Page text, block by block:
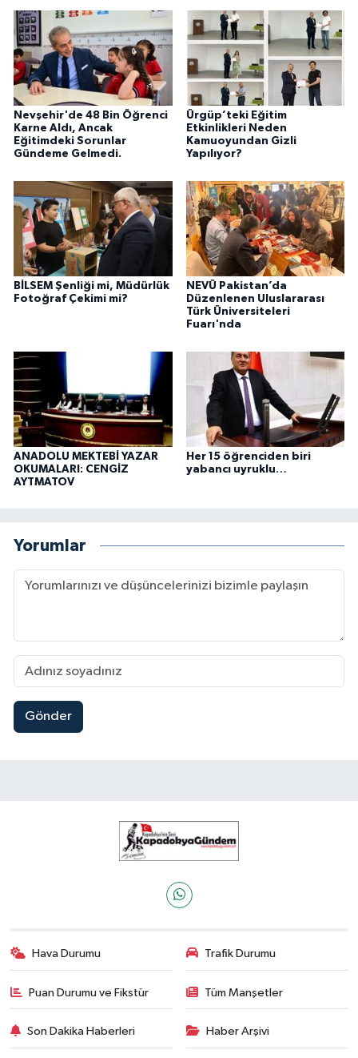
Nevşehir'de 48 Bin Öğrenci
Karne Aldı, Ancak
Eğitimdeki Sorunlar
Gündeme Gelmedi.
Ürgüp’teki Eğitim
Etkinlikleri Neden
Kamuoyundan Gizli
Yapılıyor?
BİLSEM Şenliği mi, Müdürlük
Fotoğraf Çekimi mi?
NEVÜ Pakistan’da
Düzenlenen Uluslararası
Türk Üniversiteleri
Fuarı'nda
ANADOLU MEKTEBİ YAZAR
OKUMALARI: CENGİZ
AYTMATOV
Her 15 öğrenciden biri
yabancı uyruklu…
Yorumlar
Gönder
Hava Durumu Trafik Durumu
Puan Durumu ve Fikstür Tüm Manşetler
Son Dakika Haberleri Haber Arşivi